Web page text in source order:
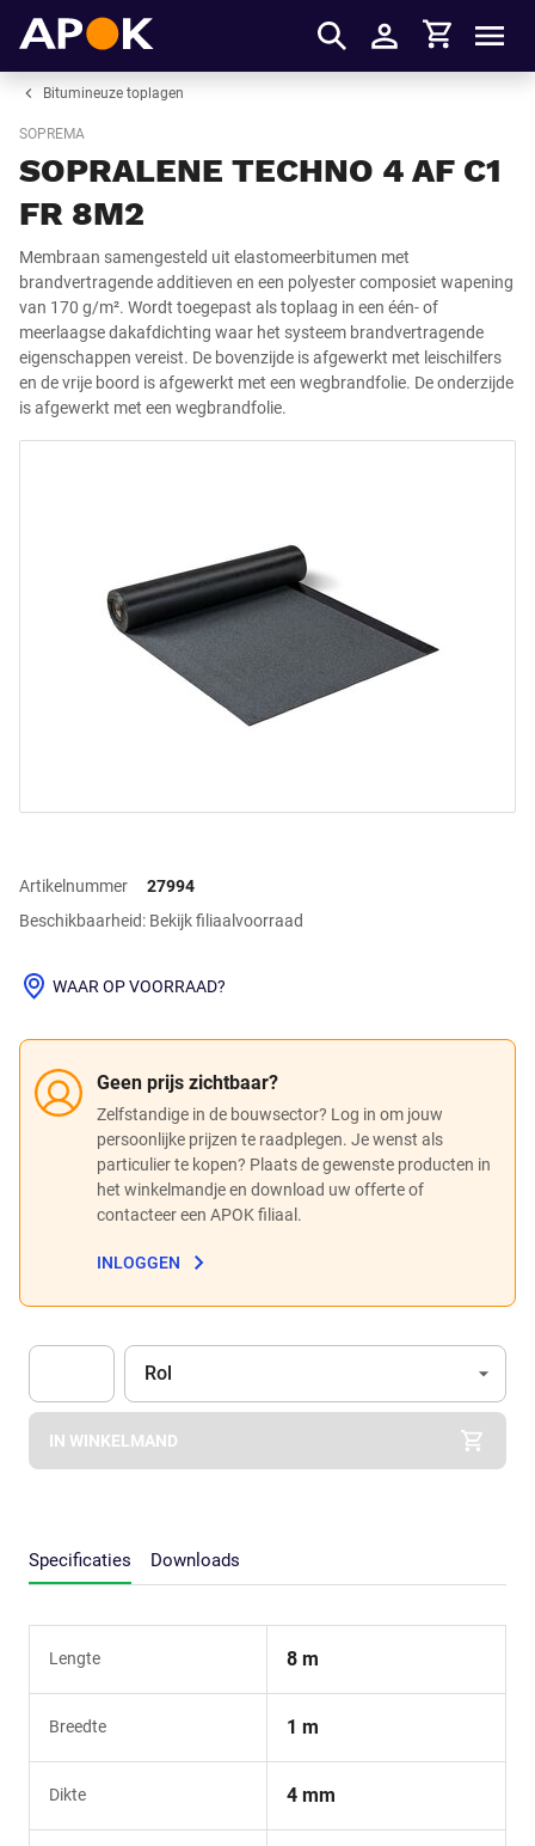
Inloggen
Winkelmandje
Bitumineuze toplagen
SOPREMA
SOPRALENE TECHNO 4 AF C1
FR 8M2
Membraan samengesteld uit elastomeerbitumen met
brandvertragende additieven en een polyester composiet wapening
van 170 g/m². Wordt toegepast als toplaag in een één- of
meerlaagse dakafdichting waar het systeem brandvertragende
eigenschappen vereist. De bovenzijde is afgewerkt met leischilfers
en de vrije boord is afgewerkt met een wegbrandfolie. De onderzijde
is afgewerkt met een wegbrandfolie.
Artikelnummer
27994
Beschikbaarheid: Bekijk filiaalvoorraad
Geen prijs zichtbaar?
Zelfstandige in de bouwsector? Log in om jouw
persoonlijke prijzen te raadplegen. Je wenst als
particulier te kopen? Plaats de gewenste producten in
het winkelmandje en download uw offerte of
contacteer een APOK filiaal.
INLOGGEN
WAAR OP VOORRAAD?
Apok.Product.Detail.AddToCart.Quantity (Optioneel)
Eenheid
Rol
IN WINKELMAND
Specificaties Downloads
Lengte 8 m
Breedte 1 m
Dikte 4 mm